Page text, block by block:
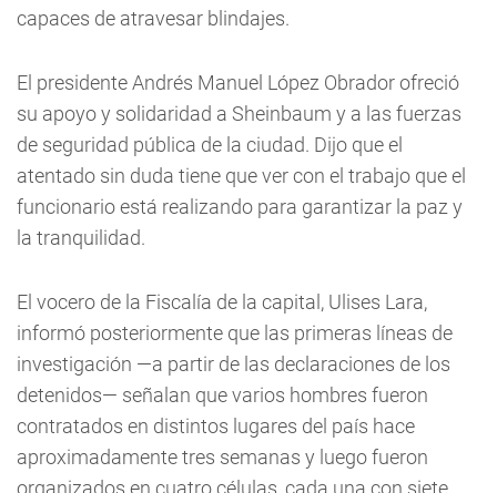
capaces de atravesar blindajes.
El presidente Andrés Manuel López Obrador ofreció
su apoyo y solidaridad a Sheinbaum y a las fuerzas
de seguridad pública de la ciudad. Dijo que el
atentado sin duda tiene que ver con el trabajo que el
funcionario está realizando para garantizar la paz y
la tranquilidad.
El vocero de la Fiscalía de la capital, Ulises Lara,
informó posteriormente que las primeras líneas de
investigación —a partir de las declaraciones de los
detenidos— señalan que varios hombres fueron
contratados en distintos lugares del país hace
aproximadamente tres semanas y luego fueron
organizados en cuatro células, cada una con siete